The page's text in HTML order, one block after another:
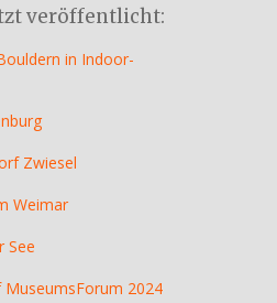
veröffentlicht:
in Indoor-
Zwiesel
Weimar
See
MuseumsForum 2024